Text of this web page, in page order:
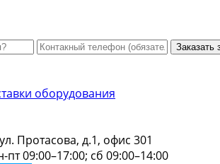
Заказать
оборудования
Протасова, д.1, офис 301
09:00–17:00; сб 09:00–14:00